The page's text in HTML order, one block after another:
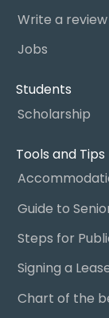
Write a review
Jobs
Students
Scholarship
Tools and Tips
Guide to
Chart of the